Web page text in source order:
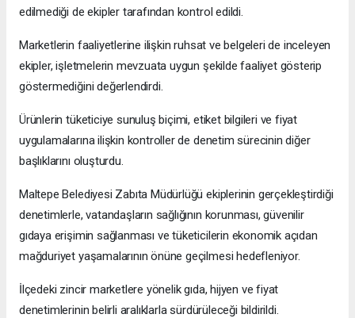
edilmediği de ekipler tarafından kontrol edildi.
Marketlerin faaliyetlerine ilişkin ruhsat ve belgeleri de inceleyen
ekipler, işletmelerin mevzuata uygun şekilde faaliyet gösterip
göstermediğini değerlendirdi.
Ürünlerin tüketiciye sunuluş biçimi, etiket bilgileri ve fiyat
uygulamalarına ilişkin kontroller de denetim sürecinin diğer
başlıklarını oluşturdu.
Maltepe Belediyesi Zabıta Müdürlüğü ekiplerinin gerçekleştirdiği
denetimlerle, vatandaşların sağlığının korunması, güvenilir
gıdaya erişimin sağlanması ve tüketicilerin ekonomik açıdan
mağduriyet yaşamalarının önüne geçilmesi hedefleniyor.
İlçedeki zincir marketlere yönelik gıda, hijyen ve fiyat
denetimlerinin belirli aralıklarla sürdürüleceği bildirildi.